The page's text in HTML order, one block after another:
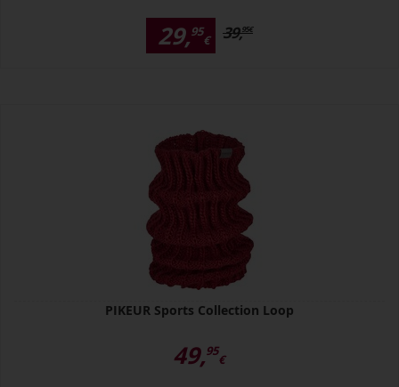
29,95
€ 39,95€
PIKEUR Sports Collection Loop
49,95
€